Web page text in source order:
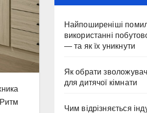
Найпоширеніші
використанні
— та як їх уникнути
Як обрати
для дитячої кімнати
Чим відрізняється